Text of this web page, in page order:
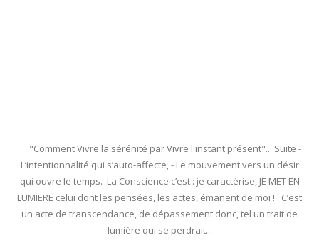
"Comment Vivre la sérénité par Vivre l'instant présent"... Suite -
L’intentionnalité qui s’auto-affecte, - Le mouvement vers un désir
qui ouvre le temps. La Conscience c’est : je caractérise, JE MET EN
LUMIERE celui dont les pensées, les actes, émanent de moi ! C’est
un acte de transcendance, de dépassement donc, tel un trait de
lumière qui se perdrait...